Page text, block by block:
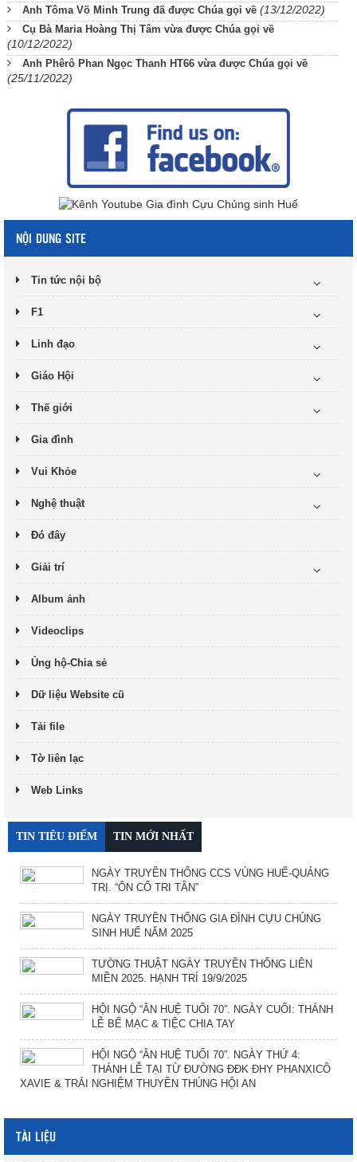
Anh Tôma Võ Minh Trung đã được Chúa gọi về (13/12/2022)
Cụ Bà Maria Hoàng Thị Tâm vừa được Chúa gọi về
(10/12/2022)
Anh Phêrô Phan Ngọc Thanh HT66 vừa được Chúa gọi về
(25/11/2022)
NỘI DUNG SITE
Tin tức nội bộ
F1
Linh đạo
Giáo Hội
Thế giới
Gia đình
Vui Khỏe
Nghệ thuật
Đó đây
Giải trí
Album ảnh
Videoclips
Ủng hộ-Chia sẻ
Dữ liệu Website cũ
Tải file
Tờ liên lạc
Web Links
TIN TIÊU ĐIỂM TIN MỚI NHẤT
NGÀY TRUYỀN THỐNG CCS VÙNG HUẾ-QUẢNG
TRỊ. “ÔN CỐ TRI TÂN”
NGÀY TRUYỀN THỐNG GIA ĐÌNH CỰU CHỦNG
SINH HUẾ NĂM 2025
TƯỜNG THUẬT NGÀY TRUYỀN THỐNG LIÊN
MIỀN 2025. HẠNH TRÍ 19/9/2025
HỘI NGỘ “ÂN HUỆ TUỔI 70”. NGÀY CUỐI: THÁNH
LỄ BẾ MẠC & TIỆC CHIA TAY
HỘI NGỘ “ÂN HUỆ TUỔI 70”. NGÀY THỨ 4:
THÁNH LỄ TẠI TỪ ĐƯỜNG ĐĐK ĐHY PHANXICÔ
XAVIE & TRẢI NGHIỆM THUYỀN THÚNG HỘI AN
TÀI LIỆU